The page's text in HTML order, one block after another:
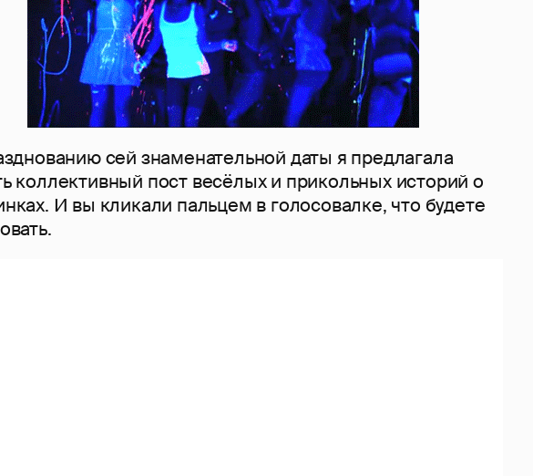
сей знаменательной даты я предлагала
коллективный пост весёлых и прикольных историй о
И вы кликали пальцем в голосовалке, что будете